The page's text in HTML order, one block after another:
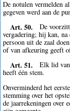
De notulen vermelden
gegeven werd aan de
Art. 50.
De
vergadering; hij kan, na
persoon uit de zaal
of van afkeuring geeft
Art. 51.
Elk lid van
heeft één stem.
Onverminderd het
stemming over het
de jaarrekeningen over